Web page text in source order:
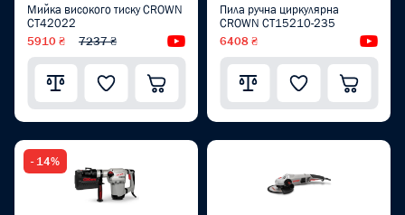
Мийка високого тиску CROWN
CT42022
5910 ₴ 7237 ₴ Відеоогляд
Пила ручна циркулярна
CROWN CT15210-235
6408 ₴
- 14%